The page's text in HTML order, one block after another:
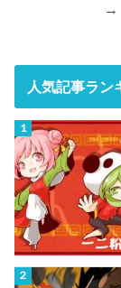
→
人気記事ラン